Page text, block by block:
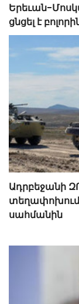
Երեւան-
ցնցել է
Ադրբեջանի
սահմանին